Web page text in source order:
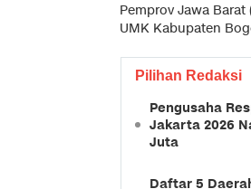
Pemprov Jawa
UMK Kabupaten
Pilihan Redaksi
Pengusaha
Jakarta 2026
Juta
Daftar 5